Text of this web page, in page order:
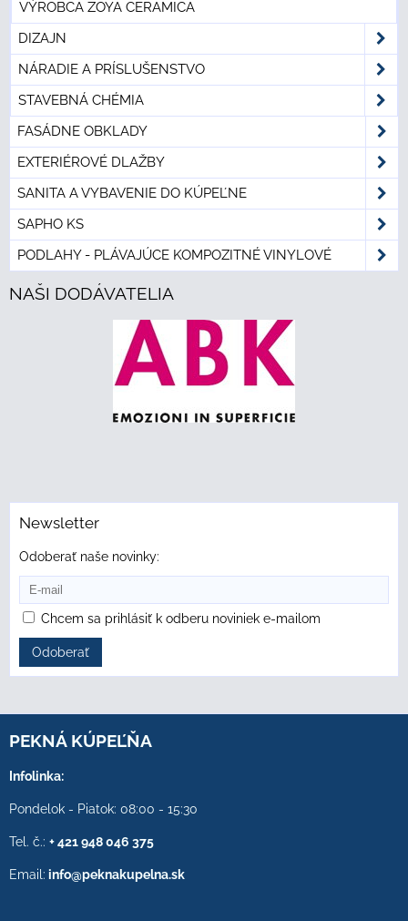
VÝROBCA ZOYA CERAMICA
DIZAJN
NÁRADIE A PRÍSLUŠENSTVO
STAVEBNÁ CHÉMIA
FASÁDNE OBKLADY
EXTERIÉROVÉ DLAŽBY
SANITA A VYBAVENIE DO KÚPEĽNE
SAPHO KS
PODLAHY - PLÁVAJÚCE KOMPOZITNÉ VINYLOVÉ
NAŠI DODÁVATELIA
Newsletter
Odoberať naše novinky:
Chcem sa prihlásiť k odberu noviniek e-mailom
Odoberať
PEKNÁ KÚPEĽŇA
Infolinka:
Pondelok - Piatok: 08:00 - 15:30
Tel. č.: + 421 948 046 375
Email: info@peknakupelna.sk